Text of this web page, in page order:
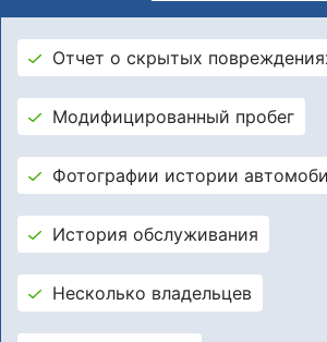
Отчет о скрытых
Модифицированный пробег
Фотографии истории
История обслуживания
Несколько владельцев